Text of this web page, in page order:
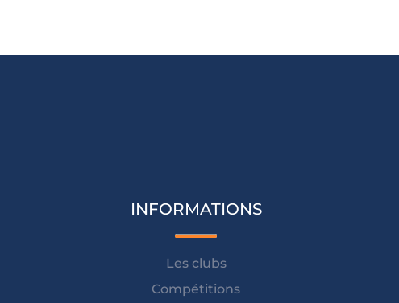
INFORMATIONS
Les clubs
Compétitions